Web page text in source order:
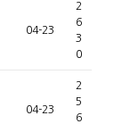
04-23
2
6
3
0
04-23
2
5
6